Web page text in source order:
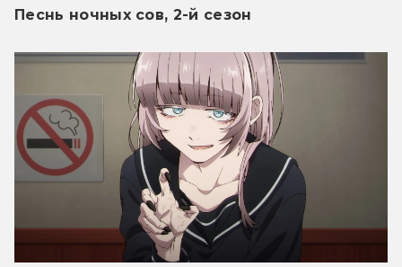
Песнь ночных сов, 2-й сезон